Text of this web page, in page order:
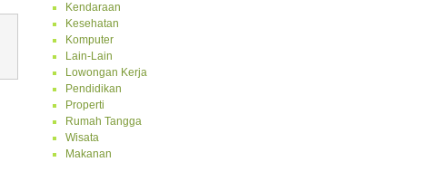
Kendaraan
Kesehatan
Komputer
Lain-Lain
Lowongan Kerja
Pendidikan
Properti
Rumah Tangga
Wisata
Makanan